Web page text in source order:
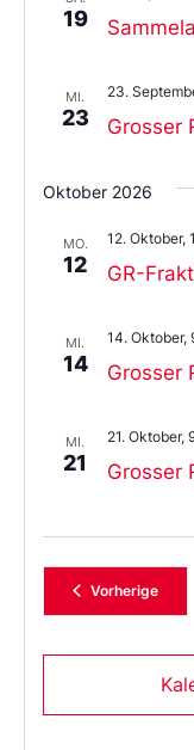
19
MI.
23 Grosser
23.
Oktober 2026
MO.
12 GR-
12. Oktober,
MI.
14 Grosser
14. Oktober,
MI.
21 Grosser
21. Oktober,
Vorherige